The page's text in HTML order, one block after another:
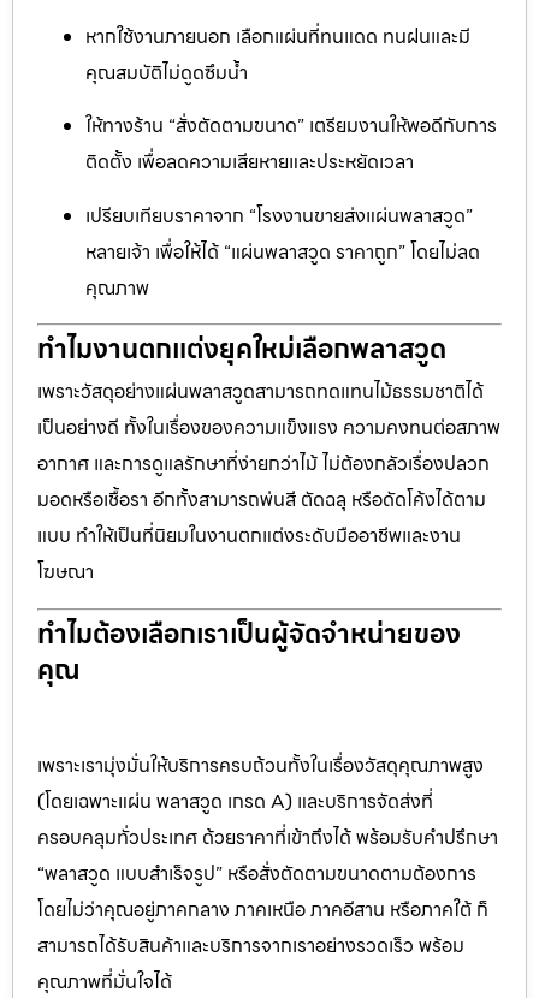
หากใช้งานภายนอก เลือกแผ่นที่ทนแดด ทนฝนและมี
คุณสมบัติไม่ดูดซึมน้ำ
ให้ทางร้าน “สั่งตัดตามขนาด” เตรียมงานให้พอดีกับการ
ติดตั้ง เพื่อลดความเสียหายและประหยัดเวลา
เปรียบเทียบราคาจาก “โรงงานขายส่งแผ่นพลาสวูด”
หลายเจ้า เพื่อให้ได้ “แผ่นพลาสวูด ราคาถูก” โดยไม่ลด
คุณภาพ
ทำไมงานตกแต่งยุคใหม่เลือกพลาสวูด
เพราะวัสดุอย่างแผ่นพลาสวูดสามารถทดแทนไม้ธรรมชาติได้
เป็นอย่างดี ทั้งในเรื่องของความแข็งแรง ความคงทนต่อสภาพ
อากาศ และการดูแลรักษาที่ง่ายกว่าไม้ ไม่ต้องกลัวเรื่องปลวก
มอดหรือเชื้อรา อีกทั้งสามารถพ่นสี ตัดฉลุ หรือดัดโค้งได้ตาม
แบบ ทำให้เป็นที่นิยมในงานตกแต่งระดับมืออาชีพและงาน
โฆษณา
ทำไมต้องเลือกเราเป็นผู้จัดจำหน่ายของ
คุณ
เพราะเรามุ่งมั่นให้บริการครบถ้วนทั้งในเรื่องวัสดุคุณภาพสูง
(โดยเฉพาะแผ่น พลาสวูด เกรด A) และบริการจัดส่งที่
ครอบคลุมทั่วประเทศ ด้วยราคาที่เข้าถึงได้ พร้อมรับคำปรึกษา
“พลาสวูด แบบสำเร็จรูป” หรือสั่งตัดตามขนาดตามต้องการ
โดยไม่ว่าคุณอยู่ภาคกลาง ภาคเหนือ ภาคอีสาน หรือภาคใต้ ก็
สามารถได้รับสินค้าและบริการจากเราอย่างรวดเร็ว พร้อม
คุณภาพที่มั่นใจได้